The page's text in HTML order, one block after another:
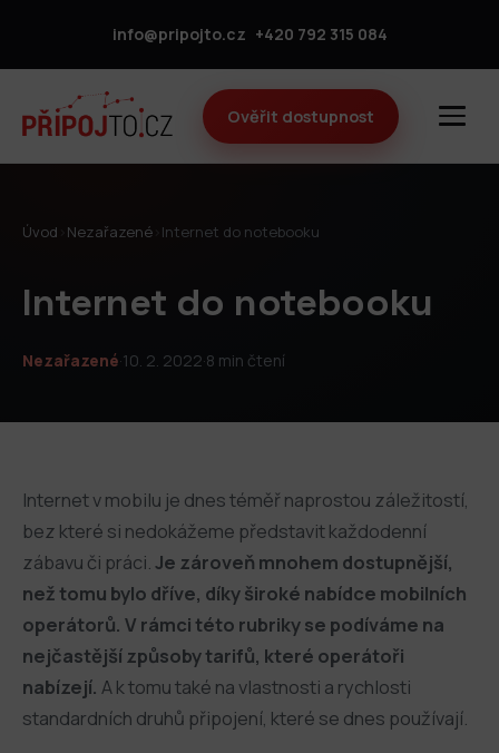
info@pripojto.cz +420 792 315 084
Ověřit dostupnost
Úvod Nezařazené Internet do notebooku
Internet do notebooku
Nezařazené·10. 2. 2022·8 min čtení
Internet v mobilu je dnes téměř naprostou záležitostí,
bez které si nedokážeme představit každodenní
zábavu či práci. Je zároveň mnohem dostupnější,
než tomu bylo dříve, díky široké nabídce mobilních
operátorů. V rámci této rubriky se podíváme na
nejčastější způsoby tarifů, které operátoři
nabízejí. A k tomu také na vlastnosti a rychlosti
standardních druhů připojení, které se dnes používají.